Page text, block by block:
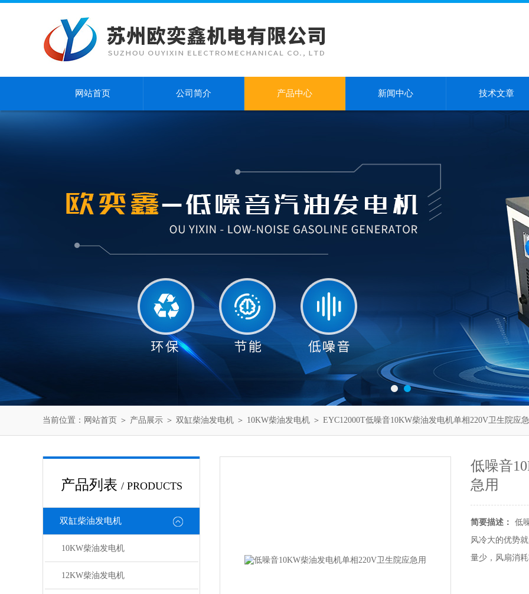
网站首页 公司简介 产品中心 新闻中心 技术文章
当前位置： 网站首页 ＞ 产品展示 ＞ 双缸柴油发电机 ＞ 10KW柴油发电机 ＞ EYC12000T低噪音10KW柴油发电机单相220V卫生院应
产品列表 / PRODUCTS
双缸柴油发电机
10KW柴油发电机
12KW柴油发电机
低噪音
急用
简要描述：
低
风冷大的优势
量少，风扇消